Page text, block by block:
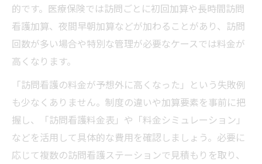
的です。医療保険では訪問ごとに初回加算や長時間訪問
看護加算、夜間早朝加算などが加わることがあり、訪問
回数が多い場合や特別な管理が必要なケースでは料金が
高くなります。
「訪問看護の料金が予想外に高くなった」という失敗例
も少なくありません。制度の違いや加算要素を事前に把
握し、「訪問看護料金表」や「料金シミュレーション」
などを活用して具体的な費用を確認しましょう。必要に
応じて複数の訪問看護ステーションで見積もりを取り、